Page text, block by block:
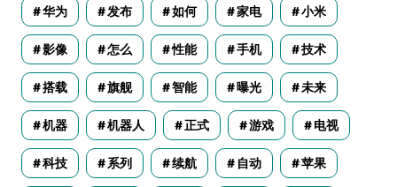
华为 发布 如何 家电 小米
影像 怎么 性能 手机 技术
搭载 旗舰 智能 曝光 未来
机器 机器人 正式 游戏 电视
科技 系列 续航 自动 苹果